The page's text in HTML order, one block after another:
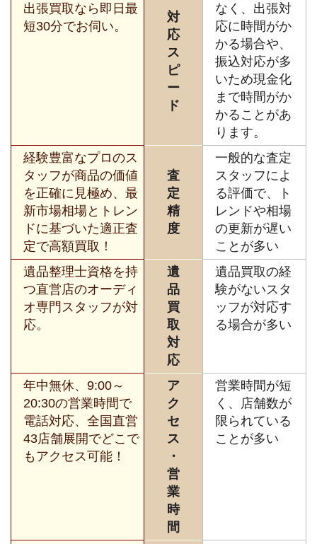
出張買取なら即日最
短30分でお伺い。
対
応
ス
ピ
ー
ド
なく、出張対
応に時間がか
かる場合や、
振込対応が多
いため現金化
まで時間がか
かることがあ
ります。
経験豊富なプロのス
タッフが商品の価値
を正確に見極め、最
新市場相場とトレン
ドに基づいた適正査
定で高額買取！
査
定
精
度
一般的な査定
スタッフによ
る評価で、ト
レンドや相場
の更新が遅い
ことが多い
遺品整理士資格を持
つ直営店のオーディ
オ専門スタッフが対
応。
遺
品
買
取
対
応
遺品買取の経
験がないスタ
ッフが対応す
る場合が多い
年中無休、9:00～
20:30の営業時間で
電話対応、全国直営
43店舗展開でどこで
もアクセス可能！
ア
ク
セ
ス
・
営
業
時
間
営業時間が短
く、店舗数が
限られている
ことが多い